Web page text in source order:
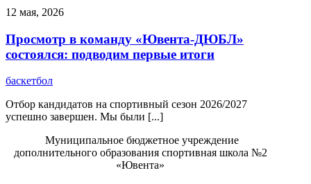
12 мая, 2026
Просмотр в команду «Ювента-ДЮБЛ»
состоялся: подводим первые итоги
баскетбол
​Отбор кандидатов на спортивный сезон 2026/2027
успешно завершен. Мы были [...]
Муниципальное бюджетное учреждение
дополнительного образования спортивная школа №2
«Ювента»